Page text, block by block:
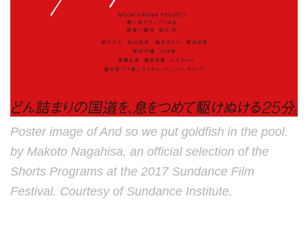
Poster image of And so we put goldfish in the pool.
by Makoto Nagahisa, an official selection of the
Shorts Programs at the 2017 Sundance Film
Festival. Courtesy of Sundance Institute.